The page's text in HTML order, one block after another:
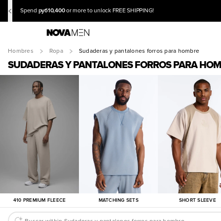
Spend руб10,400 or more to unlock FREE SHIPPING!
Hombres Ropa Sudaderas y pantalones forros para hombre
SUDADERAS Y PANTALONES FORROS PARA
410 PREMIUM FLEECE MATCHING SETS SHORT SLEEVE